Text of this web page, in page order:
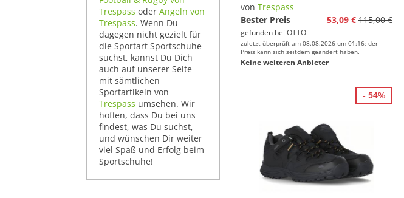
Trespass oder Angeln von
Trespass. Wenn Du
dagegen nicht gezielt für
die Sportart Sportschuhe
suchst, kannst Du Dich
auch auf unserer Seite
mit sämtlichen
Sportartikeln von
Trespass umsehen. Wir
hoffen, dass Du bei uns
findest, was Du suchst,
und wünschen Dir weiter
viel Spaß und Erfolg beim
Sportschuhe!
von Trespass
Bester Preis
53,09 € 115,00 €
gefunden bei OTTO
zuletzt überprüft am 08.08.2026 um 01:16; der
Preis kann sich seitdem geändert haben.
Keine weiteren Anbieter
- 54%